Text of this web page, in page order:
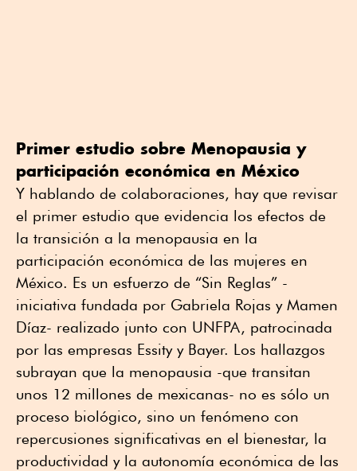
Primer estudio sobre Menopausia y
participación económica en México
Y hablando de colaboraciones, hay que revisar
el primer estudio que evidencia los efectos de
la transición a la menopausia en la
participación económica de las mujeres en
México. Es un esfuerzo de “Sin Reglas” -
iniciativa fundada por Gabriela Rojas y Mamen
Díaz- realizado junto con UNFPA, patrocinada
por las empresas Essity y Bayer. Los hallazgos
subrayan que la menopausia -que transitan
unos 12 millones de mexicanas- no es sólo un
proceso biológico, sino un fenómeno con
repercusiones significativas en el bienestar, la
productividad y la autonomía económica de las